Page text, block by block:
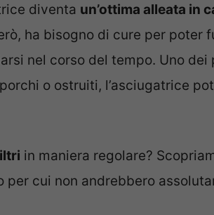
diventa un’ottima alleata in
ha bisogno di cure per poter
nel corso del tempo. Uno
o ostruiti, l’asciugatrice
in maniera regolare?
per cui non andrebbero